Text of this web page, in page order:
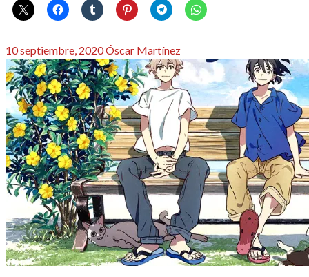
Publicado
el
10 septiembre, 2020Óscar Martínez